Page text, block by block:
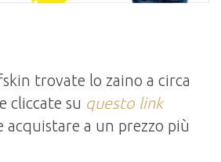
trovate lo zaino a circa
cliccate su questo link
a un prezzo più